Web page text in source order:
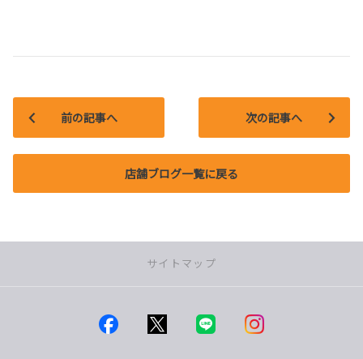
前の記事へ
店舗ブログ一覧に戻る
次の記事へ
サイトマップ